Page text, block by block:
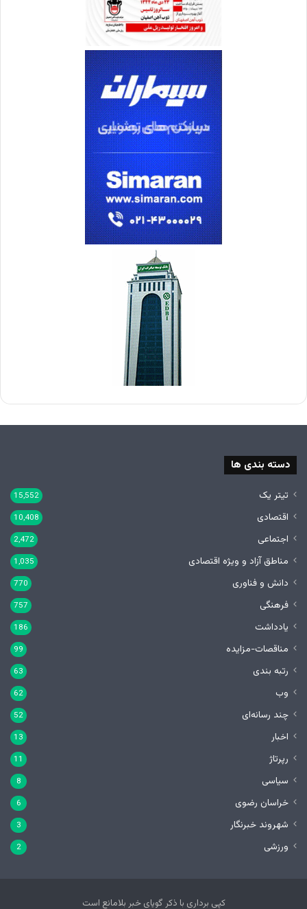
دسته بندی ها
تیتر یک 15,552
اقتصادی 10,408
اجتماعی 2,472
مناطق آزاد و ویژه اقتصادی 1,035
دانش و فناوری 770
فرهنگی 757
یادداشت 186
مناقصات-مزایده 99
رتبه بندی 63
وب 62
چند رسانه‌ای 52
اخبار 13
رپرتاژ 11
سیاسی 8
خراسان رضوی 6
شهروند خبرنگار 3
ورزشی 2
کپی برداری با ذکر گویای خبر بلامانع است